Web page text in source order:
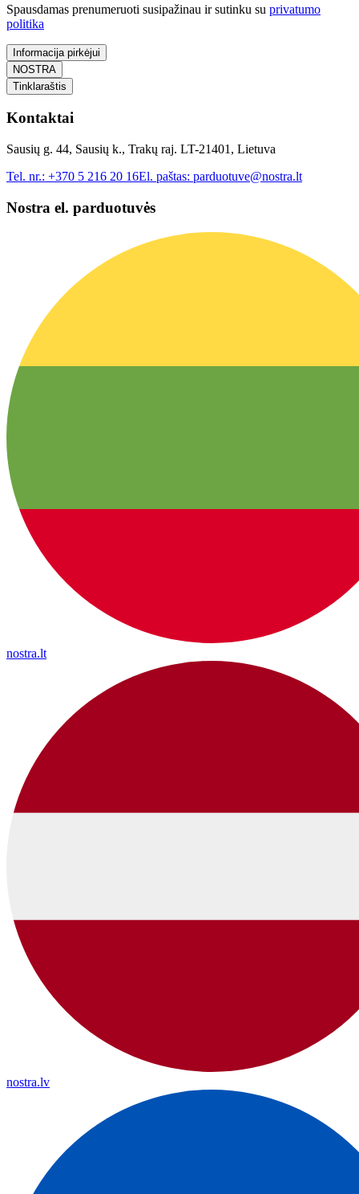
Spausdamas prenumeruoti susipažinau ir sutinku su privatumo
politika
Informacija pirkėjui
NOSTRA
Tinklaraštis
Kontaktai
Sausių g. 44, Sausių k., Trakų raj. LT-21401, Lietuva
Tel. nr.: +370 5 216 20 16El. paštas: parduotuve@nostra.lt
Nostra el. parduotuvės
nostra.lt
nostra.lv